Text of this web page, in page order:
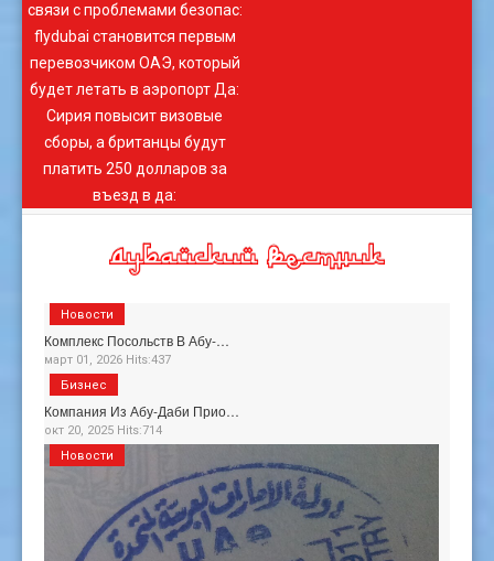
связи с проблемами безопас:
flydubai становится первым
перевозчиком ОАЭ, который
будет летать в аэропорт Да:
Сирия повысит визовые
сборы, а британцы будут
платить 250 долларов за
въезд в да:
Комплекс Посольств В Абу-…
март 01, 2026 Hits:437
Новости
Компания Из Абу-Даби Прио…
окт 20, 2025 Hits:714
Бизнес
Новости